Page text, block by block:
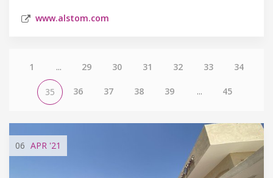
www.alstom.com
1 ... 29 30 31 32 33 34
35 36 37 38 39 ... 45
06 APR '21